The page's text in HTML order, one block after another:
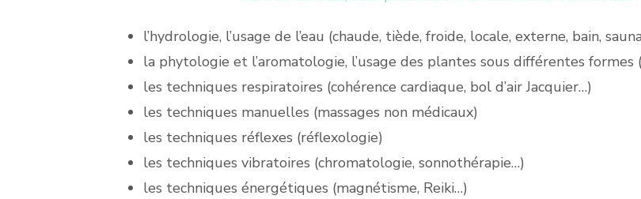
l’hydrologie, l’usage de l’eau (chaude, tiède, froide, locale, externe, bain,
la phytologie et l’aromatologie, l’usage des plantes sous différentes
les techniques respiratoires (cohérence cardiaque, bol d’air Jacquier…)
les techniques manuelles (massages non médicaux)
les techniques réflexes (réflexologie)
les techniques vibratoires (chromatologie, sonnothérapie…)
les techniques énergétiques (magnétisme, Reiki…)